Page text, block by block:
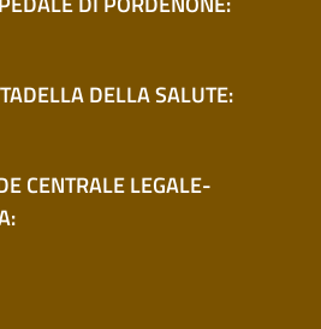
DELLA SALUTE:
CENTRALE LEGALE-